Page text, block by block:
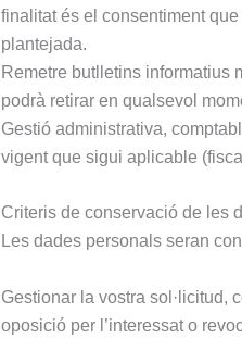
finalitat és el consentiment
plantejada.
Remetre butlletins informatius
podrà retirar en qualsevol
Gestió administrativa,
vigent que sigui aplicable
Criteris de conservació de les
Les dades personals seran
Gestionar la vostra sol·licitud,
oposició per l’interessat o